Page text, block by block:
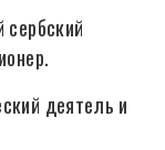
деятель и